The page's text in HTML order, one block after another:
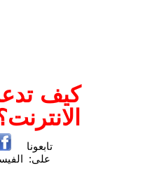
كيف
تابعونا
على: